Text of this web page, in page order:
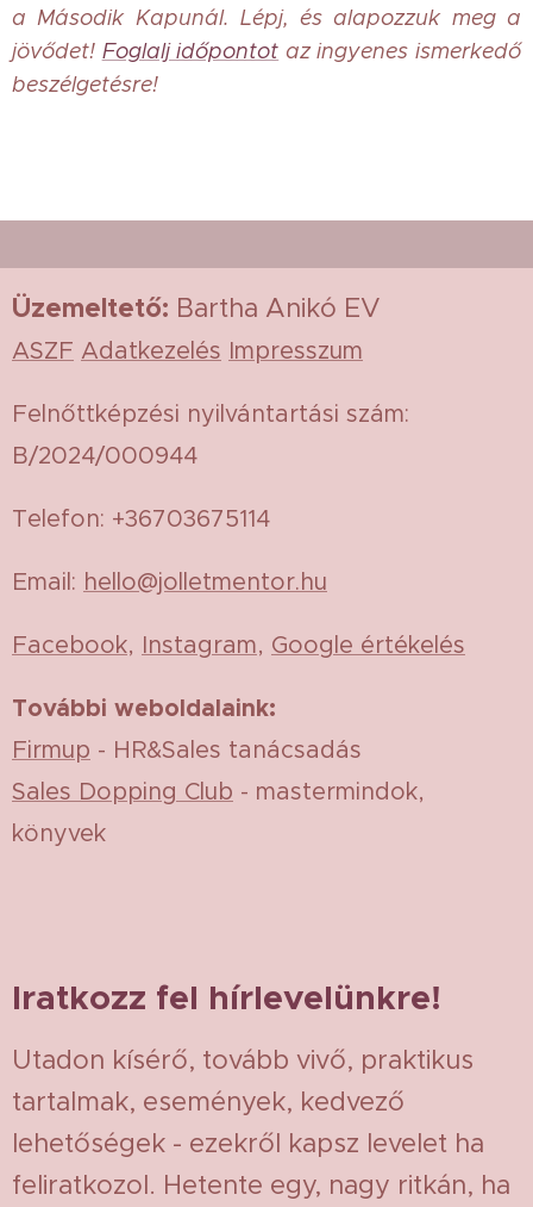
a Második Kapunál. Lépj, és alapozzuk meg a
jövődet! Foglalj időpontot az ingyenes ismerkedő
beszélgetésre!
Üzemeltető: Bartha Anikó EV
ASZF Adatkezelés Impresszum
Felnőttképzési nyilvántartási szám:
B/2024/000944
Telefon: +36703675114
Email: hello@jolletmentor.hu
Facebook, Instagram, Google értékelés
További weboldalaink:
Firmup - HR&Sales tanácsadás
Sales Dopping Club - mastermindok,
könyvek
Iratkozz fel hírlevelünkre!
Utadon kísérő, tovább vivő, praktikus
tartalmak, események, kedvező
lehetőségek - ezekről kapsz levelet ha
feliratkozol. Hetente egy, nagy ritkán, ha